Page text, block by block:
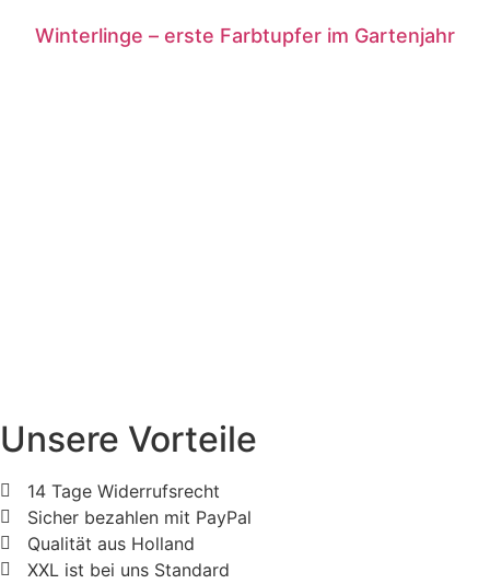
Winterlinge – erste Farbtupfer im Gartenjahr
Unsere Vorteile
14 Tage Widerrufsrecht
Sicher bezahlen mit PayPal
Qualität aus Holland
XXL ist bei uns Standard